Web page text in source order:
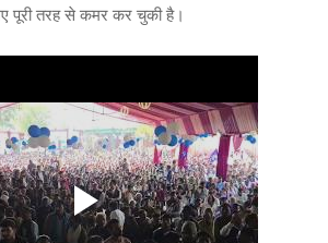
पूरी तरह से कमर कर चुकी है।